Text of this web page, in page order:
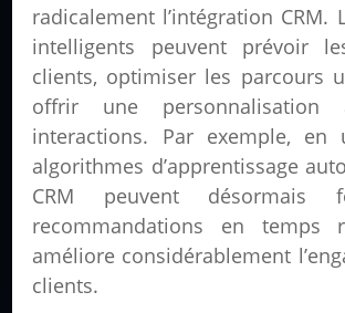
radicalement l’intégration CRM.
intelligents peuvent prévoir
clients, optimiser les parcours
offrir une personnalisation
interactions. Par exemple, en
algorithmes d’apprentissage
CRM peuvent désormais
recommandations en temps
améliore considérablement
clients.